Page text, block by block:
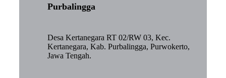
Purbalingga
Desa Kertanegara RT 02/RW 03, Kec.
Kertanegara, Kab. Purbalingga, Purwokerto,
Jawa Tengah.